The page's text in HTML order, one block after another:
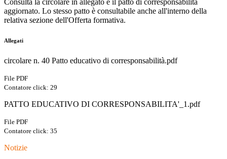
Consulta la circolare in allegato e il patto di corresponsabilità
aggiornato. Lo stesso patto è consultabile anche all'interno della
relativa sezione dell'Offerta formativa.
Allegati
circolare n. 40 Patto educativo di corresponsabilità.pdf
File PDF
Contatore click: 29
PATTO EDUCATIVO DI CORRESPONSABILITA'_1.pdf
File PDF
Contatore click: 35
Notizie